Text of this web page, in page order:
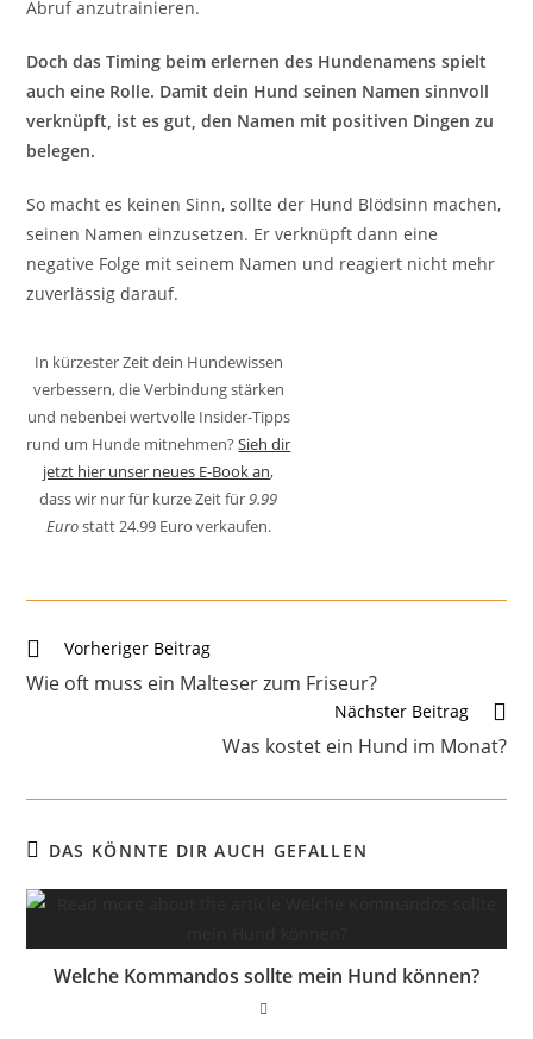
Abruf anzutrainieren.
Doch das Timing beim erlernen des Hundenamens spielt
auch eine Rolle. Damit dein Hund seinen Namen sinnvoll
verknüpft, ist es gut, den Namen mit positiven Dingen zu
belegen.
So macht es keinen Sinn, sollte der Hund Blödsinn machen,
seinen Namen einzusetzen. Er verknüpft dann eine
negative Folge mit seinem Namen und reagiert nicht mehr
zuverlässig darauf.
In kürzester Zeit dein Hundewissen
verbessern, die Verbindung stärken
und nebenbei wertvolle Insider-Tipps
rund um Hunde mitnehmen?Sieh dir
jetzt hier unser neues E-Book an,
dass wir nur für kurze Zeit für9.99
Eurostatt 24.99 Euro verkaufen.
Weitere
ansehen
Vorheriger Beitrag
Wie oft muss ein Malteser zum Friseur?
Nächster Beitrag
Was kostet ein Hund im Monat?
DAS KÖNNTE DIR AUCH GEFALLEN
Welche Kommandos sollte mein Hund können?